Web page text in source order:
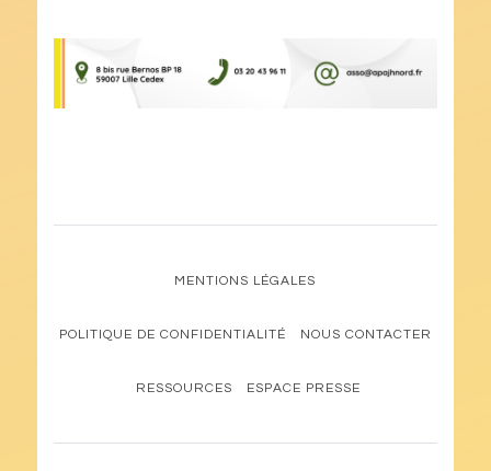
MENTIONS LÉGALES
POLITIQUE DE CONFIDENTIALITÉ NOUS CONTACTER
RESSOURCES ESPACE PRESSE